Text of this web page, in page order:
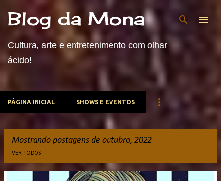
Pular para o conteúdo principal
Blog da Mona
Cultura, arte e entretenimento com olhar
ácido!
PÁGINA INICIAL SHOWS E EVENTOS
Mostrando postagens de outubro, 2022
VER TODOS